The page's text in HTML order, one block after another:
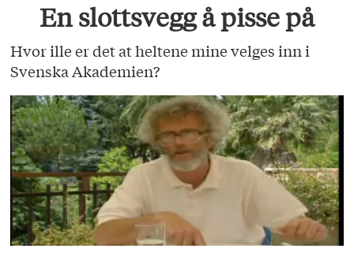
En slottsvegg å pisse på
Hvor ille er det at heltene mine velges inn i
Svenska Akademien?